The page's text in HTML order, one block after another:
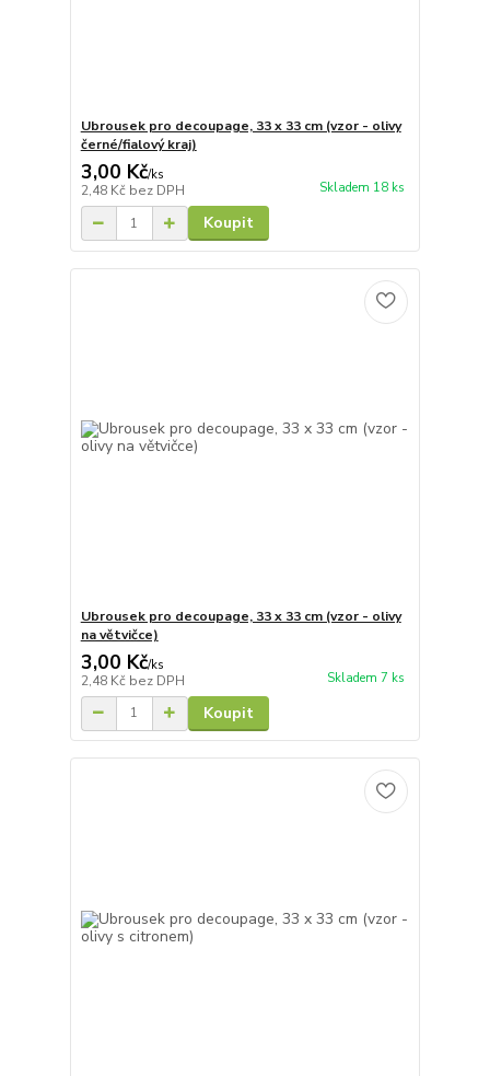
Ubrousek pro decoupage, 33 x 33 cm (vzor - olivy
černé/fialový kraj)
3,00 Kč/ks
2,48 Kč bez DPH Skladem 18 ks
Koupit
Ubrousek pro decoupage, 33 x 33 cm (vzor - olivy
na větvičce)
3,00 Kč/ks
2,48 Kč bez DPH Skladem 7 ks
Koupit